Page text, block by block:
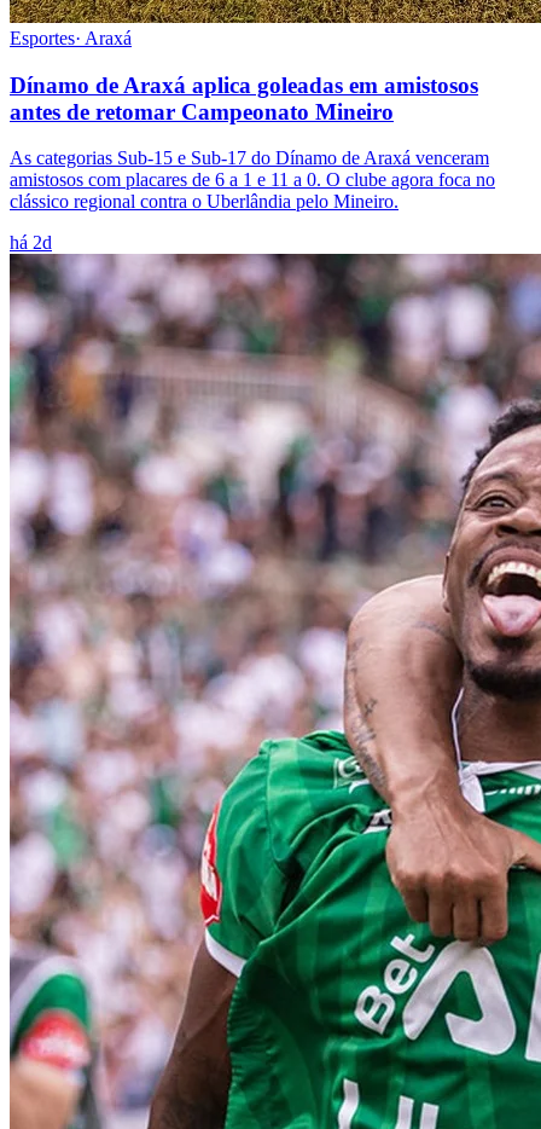
Esportes· Araxá
Dínamo de Araxá aplica goleadas em amistosos
antes de retomar Campeonato Mineiro
As categorias Sub-15 e Sub-17 do Dínamo de Araxá venceram
amistosos com placares de 6 a 1 e 11 a 0. O clube agora foca no
clássico regional contra o Uberlândia pelo Mineiro.
há 2d